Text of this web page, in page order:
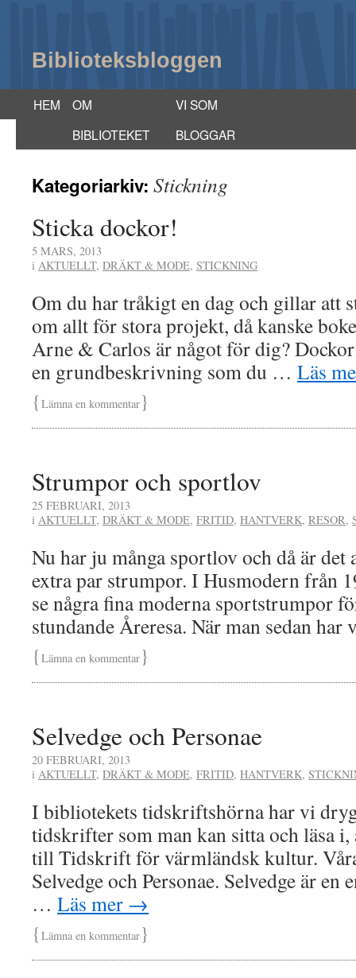
Biblioteksbloggen
HEM
OM
BIBLIOTEKET
VI SOM
BLOGGAR
Kategoriarkiv: Stickning
Sticka dockor!
5 MARS, 2013
i AKTUELLT, DRÄKT & MODE, STICKNING
Om du har tråkigt en dag och gillar att
om allt för stora projekt, då kanske
Arne & Carlos är något för dig?
en grundbeskrivning som du … Läs
{ Lämna en kommentar}
Strumpor och sportlov
25 FEBRUARI, 2013
i AKTUELLT, DRÄKT & MODE, FRITID, HANTVERK, RESOR,
Nu har ju många sportlov och då är det
extra par strumpor. I Husmodern från
se några fina moderna sportstrumpor
stundande Åreresa. När man sedan
{ Lämna en kommentar}
Selvedge och Personae
20 FEBRUARI, 2013
i AKTUELLT, DRÄKT & MODE, FRITID, HANTVERK,
I bibliotekets tidskriftshörna har vi
tidskrifter som man kan sitta och läsa
till Tidskrift för värmländsk kultur.
Selvedge och Personae. Selvedge är
… Läs mer →
{ Lämna en kommentar}